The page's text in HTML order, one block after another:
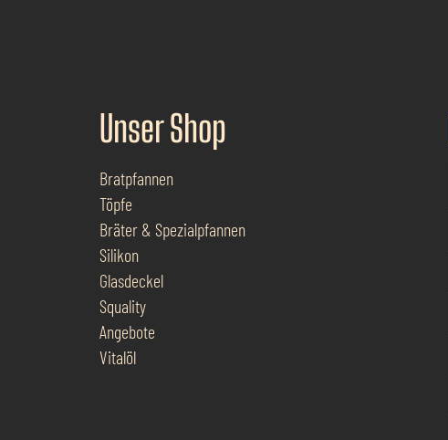
Unser Shop
Bratpfannen
Töpfe
Bräter & Spezialpfannen
Silikon
Glasdeckel
Squality
Angebote
Vitalöl